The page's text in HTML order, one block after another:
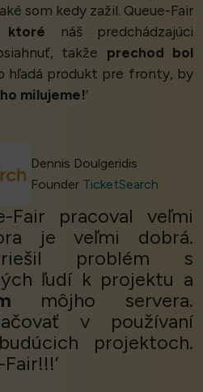
som kedy zažil. Queue-Fair
ktoré náš predchádzajúci
takže prechod bol
hľadá produkt pre fronty, by
milujeme!’
Dennis Doulgeridis
Founder TicketSearch
Fair pracoval veľmi
je veľmi dobrá.
problém s
ľudí k projektu a
môjho servera.
v používaní
projektoch.